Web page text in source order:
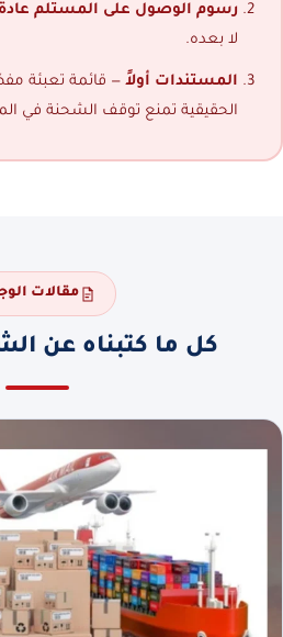
رسوم الوصول على المستلم عادةً
لا بعده.
المستندات أولاً — قائمة تعبئة
الحقيقية تمنع توقف الشحنة في
مقالات
كل ما كتبناه عن